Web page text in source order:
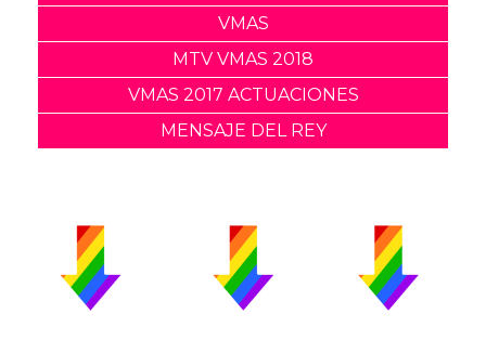
VMAS
MTV VMAS 2018
VMAS 2017 ACTUACIONES
MENSAJE DEL REY